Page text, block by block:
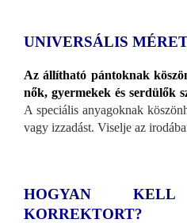
UNIVERSÁLIS
Az állítható pántoknak
nők, gyermekek és serdülők
A speciális anyagoknak
vagy izzadást. Viselje az
HOGYAN
KORREKTORT?